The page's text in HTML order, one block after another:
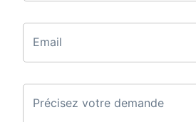
Email
Précisez votre demande